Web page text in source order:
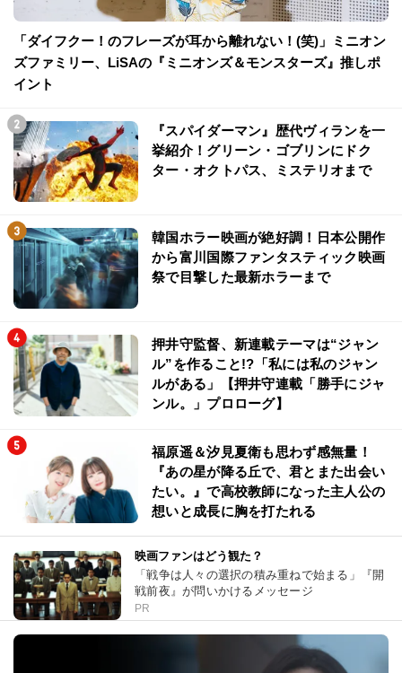
「ダイフクー！のフレーズが耳から離れない！(笑)」ミニオン
ズファミリー、LiSAの『ミニオンズ＆モンスターズ』推しポ
イント
『スパイダーマン』歴代ヴィランを一
挙紹介！グリーン・ゴブリンにドク
ター・オクトパス、ミステリオまで
韓国ホラー映画が絶好調！日本公開作
から富川国際ファンタスティック映画
祭で目撃した最新ホラーまで
押井守監督、新連載テーマは“ジャン
ル”を作ること!?「私には私のジャン
ルがある」【押井守連載「勝手にジャ
ンル。」プロローグ】
福原遥＆汐見夏衛も思わず感無量！
『あの星が降る丘で、君とまた出会い
たい。』で高校教師になった主人公の
想いと成長に胸を打たれる
映画ファンはどう観た？
「戦争は人々の選択の積み重ねで始まる」『開
戦前夜』が問いかけるメッセージ
PR